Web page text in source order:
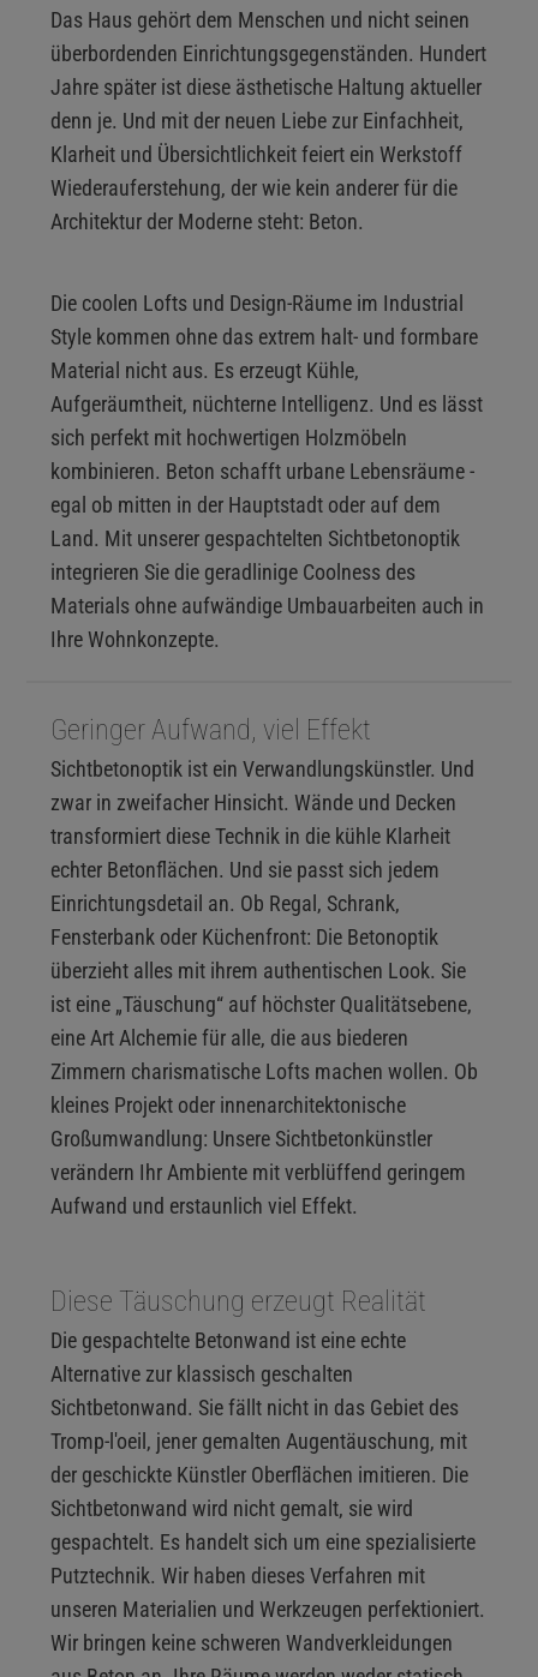
Das Haus gehört dem Menschen und nicht seinen
überbordenden Einrichtungsgegenständen. Hundert
Jahre später ist diese ästhetische Haltung aktueller
denn je. Und mit der neuen Liebe zur Einfachheit,
Klarheit und Übersichtlichkeit feiert ein Werkstoff
Wiederauferstehung, der wie kein anderer für die
Architektur der Moderne steht: Beton.
Die coolen Lofts und Design-Räume im Industrial
Style kommen ohne das extrem halt- und formbare
Material nicht aus. Es erzeugt Kühle,
Aufgeräumtheit, nüchterne Intelligenz. Und es lässt
sich perfekt mit hochwertigen Holzmöbeln
kombinieren. Beton schafft urbane Lebensräume -
egal ob mitten in der Hauptstadt oder auf dem
Land. Mit unserer gespachtelten Sichtbetonoptik
integrieren Sie die geradlinige Coolness des
Materials ohne aufwändige Umbauarbeiten auch in
Ihre Wohnkonzepte.
Geringer Aufwand, viel Effekt
Sichtbetonoptik ist ein Verwandlungskünstler. Und
zwar in zweifacher Hinsicht. Wände und Decken
transformiert diese Technik in die kühle Klarheit
echter Betonflächen. Und sie passt sich jedem
Einrichtungsdetail an. Ob Regal, Schrank,
Fensterbank oder Küchenfront: Die Betonoptik
überzieht alles mit ihrem authentischen Look. Sie
ist eine „Täuschung“ auf höchster Qualitätsebene,
eine Art Alchemie für alle, die aus biederen
Zimmern charismatische Lofts machen wollen. Ob
kleines Projekt oder innenarchitektonische
Großumwandlung: Unsere Sichtbetonkünstler
verändern Ihr Ambiente mit verblüffend geringem
Aufwand und erstaunlich viel Effekt.
Diese Täuschung erzeugt Realität
Die gespachtelte Betonwand ist eine echte
Alternative zur klassisch geschalten
Sichtbetonwand. Sie fällt nicht in das Gebiet des
Tromp-l'oeil, jener gemalten Augentäuschung, mit
der geschickte Künstler Oberflächen imitieren. Die
Sichtbetonwand wird nicht gemalt, sie wird
gespachtelt. Es handelt sich um eine spezialisierte
Putztechnik. Wir haben dieses Verfahren mit
unseren Materialien und Werkzeugen perfektioniert.
Wir bringen keine schweren Wandverkleidungen